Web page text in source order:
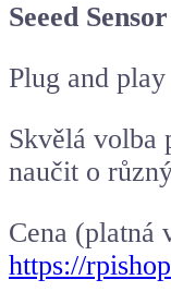
Seeed
Plug and
Skvělá volba
naučit o
Cena (platná
https://